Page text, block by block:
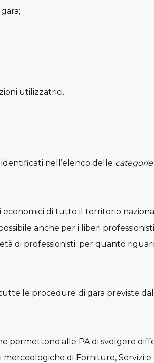
utilizzatrici.
nell’elenco delle
economici di tutto il territorio
anche per i liberi
di professionisti; per quanto
le procedure di gara previste
permettono alle PA di svolgere
di Forniture, Servizi